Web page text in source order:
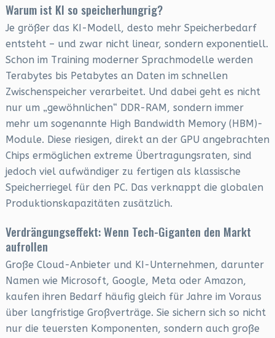
Warum ist KI so speicherhungrig?
Je größer das KI-Modell, desto mehr Speicherbedarf
entsteht – und zwar nicht linear, sondern exponentiell.
Schon im Training moderner Sprachmodelle werden
Terabytes bis Petabytes an Daten im schnellen
Zwischenspeicher verarbeitet. Und dabei geht es nicht
nur um „gewöhnlichen“ DDR-RAM, sondern immer
mehr um sogenannte High Bandwidth Memory (HBM)-
Module. Diese riesigen, direkt an der GPU angebrachten
Chips ermöglichen extreme Übertragungsraten, sind
jedoch viel aufwändiger zu fertigen als klassische
Speicherriegel für den PC. Das verknappt die globalen
Produktionskapazitäten zusätzlich.
Verdrängungseffekt: Wenn Tech-Giganten den Markt
aufrollen
Große Cloud-Anbieter und KI-Unternehmen, darunter
Namen wie Microsoft, Google, Meta oder Amazon,
kaufen ihren Bedarf häufig gleich für Jahre im Voraus
über langfristige Großverträge. Sie sichern sich so nicht
nur die teuersten Komponenten, sondern auch große